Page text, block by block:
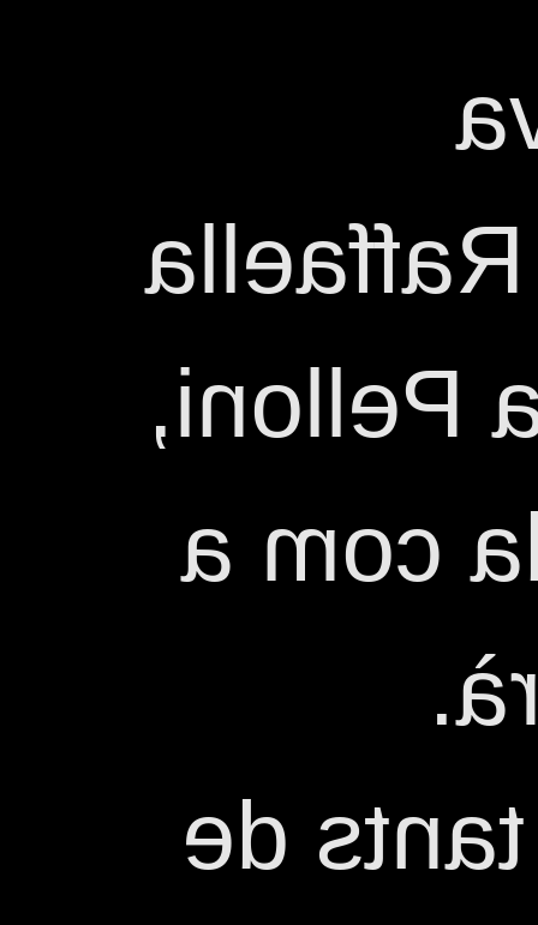
Maria
més